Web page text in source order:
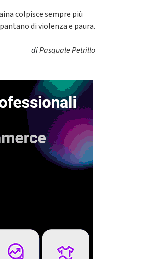
colpisce sempre più
di violenza e paura.
diPasquale Petrillo